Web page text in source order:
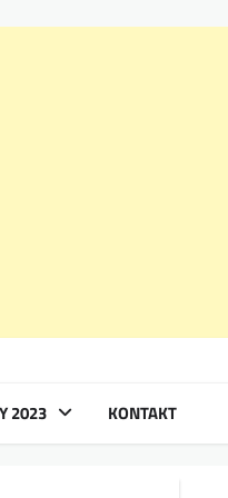
2023 KONTAKT